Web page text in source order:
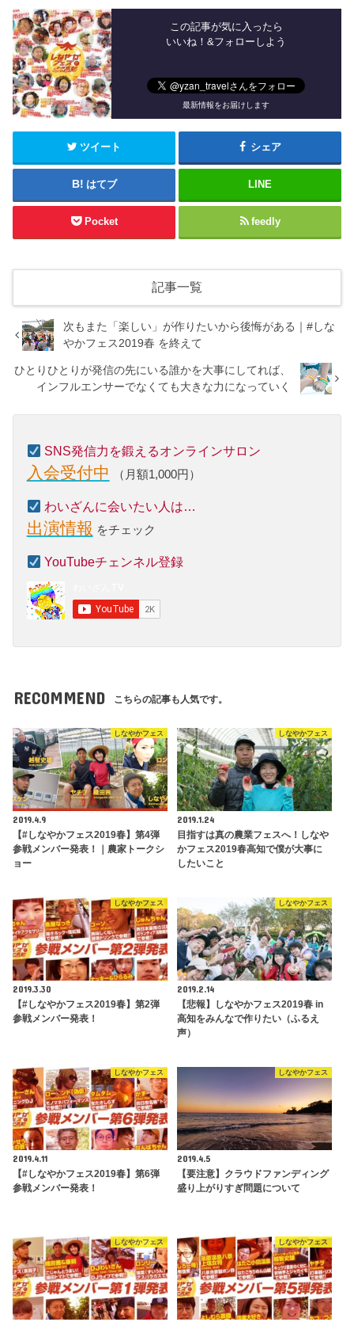
この記事が気に入ったら
いいね！&フォローしよう
最新情報をお届けします
ツイート シェア
はてブ LINE
Pocket feedly
記事一覧
次もまた「楽しい」が作りたいから後悔がある｜#しな
やかフェス2019春 を終えて
ひとりひとりが発信の先にいる誰かを大事にしてれば、
インフルエンサーでなくても大きな力になっていく
SNS発信力を鍛えるオンラインサロン
入会受付中 （月額1,000円）
わいざんに会いたい人は…
出演情報 をチェック
YouTubeチェンネル登録
RECOMMEND こちらの記事も人気です。
しなやかフェス
2019.4.9
【#しなやかフェス2019春】第4弾
参戦メンバー発表！｜農家トークシ
ョー
しなやかフェス
2019.1.24
目指すは真の農業フェスへ！しなや
かフェス2019春高知で僕が大事に
したいこと
しなやかフェス
2019.3.30
【#しなやかフェス2019春】第2弾
参戦メンバー発表！
しなやかフェス
2019.2.14
【悲報】しなやかフェス2019春 in
高知をみんなで作りたい（ふるえ
声）
しなやかフェス
2019.4.11
【#しなやかフェス2019春】第6弾
参戦メンバー発表！
しなやかフェス
2019.4.5
【要注意】クラウドファンディング
盛り上がりすぎ問題について
しなやかフェス しなやかフェス